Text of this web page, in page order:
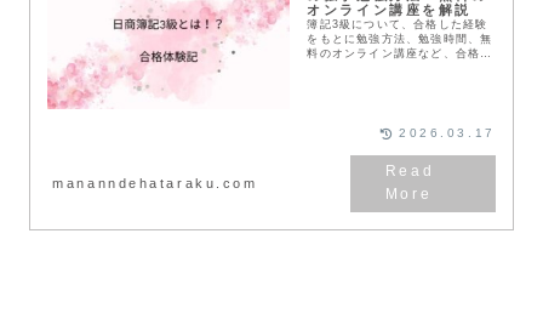
オンライン講座を解説
簿記3級について、合格した経験
をもとに勉強方法、勉強時間、無
料のオンライン講座など、合格に
mananndehataraku.com
2026.03.17